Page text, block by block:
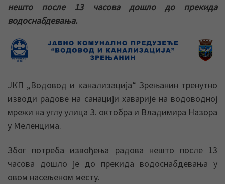
нешто после 13 часова дошло до прекида
водоснабдевања.
ЈКП „Водовод и канализација“ Зрењанин тренутно
изводи радове на санацији хаварије на водоводној
мрежи на углу улица 3. октобра и Владимира Назора
у Меленцима.
Због потреба извођења радова нешто после 13
часова дошло је до прекида водоснабдевања у
овом насељеном месту.